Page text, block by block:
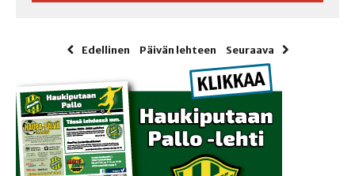
Edellinen Päivän lehteen Seuraava